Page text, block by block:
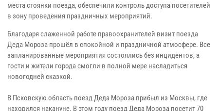
места стоянки поезда, обеспечили контроль доступа посетителей
в зону проведения праздничных мероприятий.
Благодаря слаженной работе правоохранителей визит поезда
Деда Мороза прошёл в спокойной и праздничной атмосфере. Все
запланированные мероприятия состоялись без инцидентов, а
гости и жители города смогли в полной мере насладиться
новогодней сказкой.
В Псковскую область поезд Деда Мороза прибыл из Москвы, где
находился накануне. В этом году поезд Деда Мороза посетит 70